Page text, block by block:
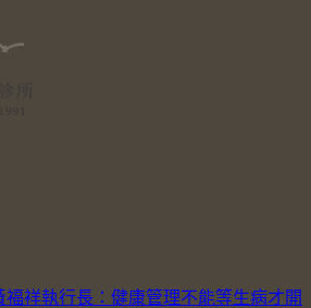
祥執行長：健康管理不能等生病才開